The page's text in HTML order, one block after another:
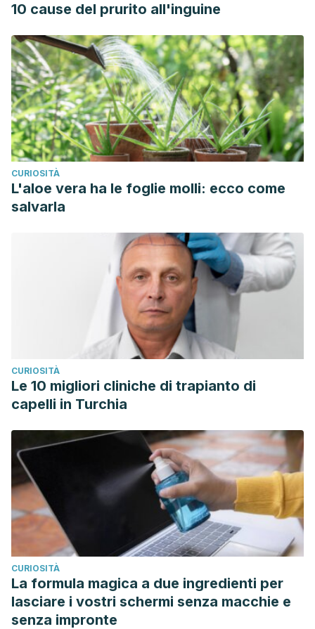
10 cause del prurito all'inguine
CURIOSITÀ
L'aloe vera ha le foglie molli: ecco come
salvarla
CURIOSITÀ
Le 10 migliori cliniche di trapianto di
capelli in Turchia
CURIOSITÀ
La formula magica a due ingredienti per
lasciare i vostri schermi senza macchie e
senza impronte